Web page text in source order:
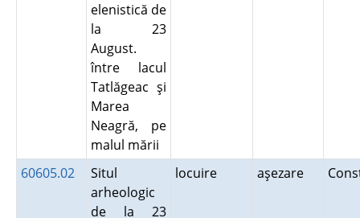
elenistică de
la 23
August.
între lacul
Tatlăgeac şi
Marea
Neagră, pe
malul mării
60605.02
Situl
arheologic
de la 23
locuire aşezare